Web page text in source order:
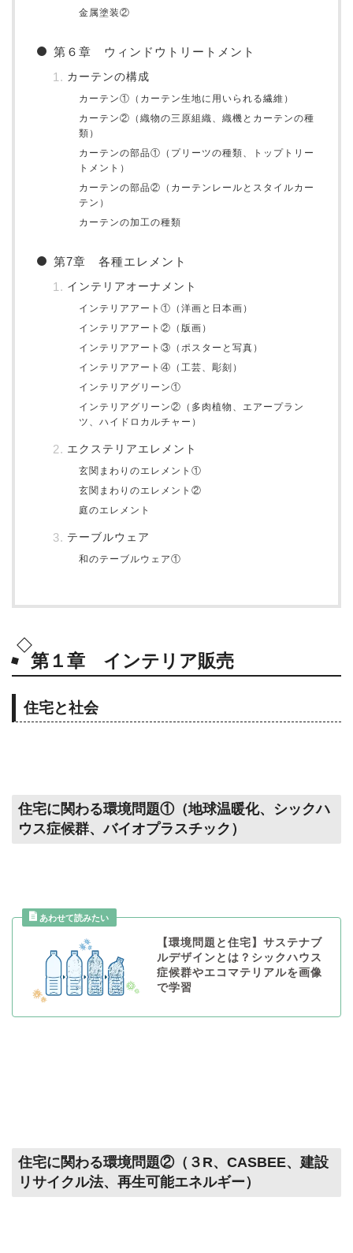
金属塗装②
第６章 ウィンドウトリートメント
カーテンの構成
カーテン①（カーテン生地に用いられる繊維）
カーテン②（織物の三原組織、織機とカーテンの種
類）
カーテンの部品①（プリーツの種類、トップトリー
トメント）
カーテンの部品②（カーテンレールとスタイルカー
テン）
カーテンの加工の種類
第7章 各種エレメント
インテリアオーナメント
インテリアアート①（洋画と日本画）
インテリアアート②（版画）
インテリアアート③（ポスターと写真）
インテリアアート④（工芸、彫刻）
インテリアグリーン①
インテリアグリーン②（多肉植物、エアープラン
ツ、ハイドロカルチャー）
エクステリアエレメント
玄関まわりのエレメント①
玄関まわりのエレメント②
庭のエレメント
テーブルウェア
和のテーブルウェア①
第１章 インテリア販売
住宅と社会
住宅に関わる環境問題①（地球温暖化、シックハ
ウス症候群、バイオプラスチック）
【環境問題と住宅】サステナブ
ルデザインとは？シックハウス
症候群やエコマテリアルを画像
で学習
住宅に関わる環境問題②（３R、CASBEE、建設
リサイクル法、再生可能エネルギー）